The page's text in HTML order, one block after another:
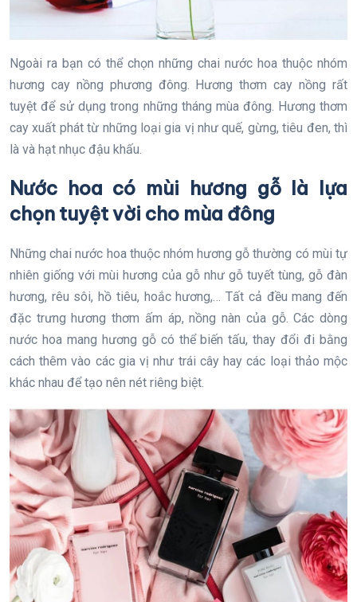
Ngoài ra bạn có thể chọn những chai nước hoa thuộc nhóm
hương cay nồng phương đông. Hương thơm cay nồng rất
tuyệt để sử dụng trong những tháng mùa đông. Hương thơm
cay xuất phát từ những loại gia vị như quế, gừng, tiêu đen, thì
là và hạt nhục đậu khấu.
Nước hoa có mùi hương gỗ là lựa
chọn tuyệt vời cho mùa đông
Những chai nước hoa thuộc nhóm hương gỗ thường có mùi tự
nhiên giống với mùi hương của gỗ như gỗ tuyết tùng, gỗ đàn
hương, rêu sôi, hồ tiêu, hoắc hương,… Tất cả đều mang đến
đặc trưng hương thơm ấm áp, nồng nàn của gỗ. Các dòng
nước hoa mang hương gỗ có thể biến tấu, thay đổi đi bằng
cách thêm vào các gia vị như trái cây hay các loại thảo mộc
khác nhau để tạo nên nét riêng biệt.